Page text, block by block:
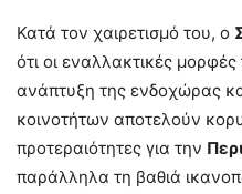
Κατά τον χαιρετισμό του, ο
ότι οι εναλλακτικές
ανάπτυξη της ενδοχώρας
κοινοτήτων αποτελούν
προτεραιότητες για την
παράλληλα τη βαθιά